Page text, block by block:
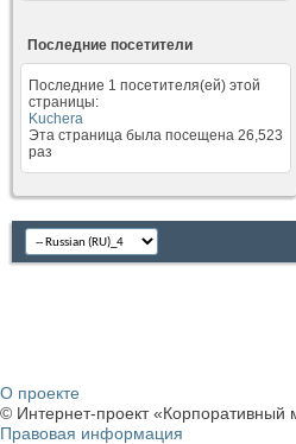
Последние посетители
Последние 1 посетителя(ей) этой
страницы:
Kuchera
Эта страница была посещена 26,523
раз
О проекте
© Интернет-проект
Правовая информация